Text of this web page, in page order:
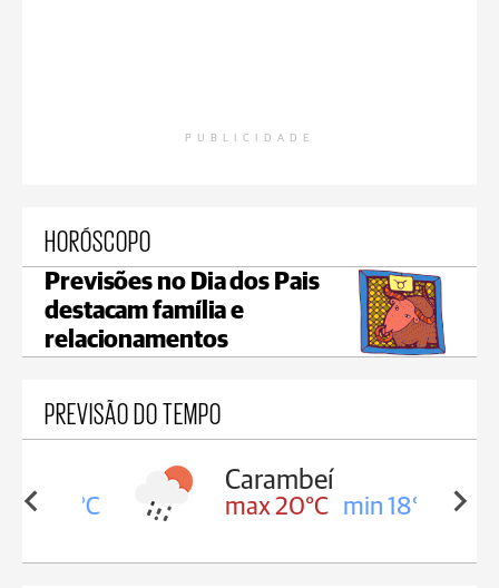
PUBLICIDADE
HORÓSCOPO
Previsões no Dia dos Pais
destacam família e
relacionamentos
PREVISÃO DO TEMPO
18°C
Carambeí
max 20°C min 18°C